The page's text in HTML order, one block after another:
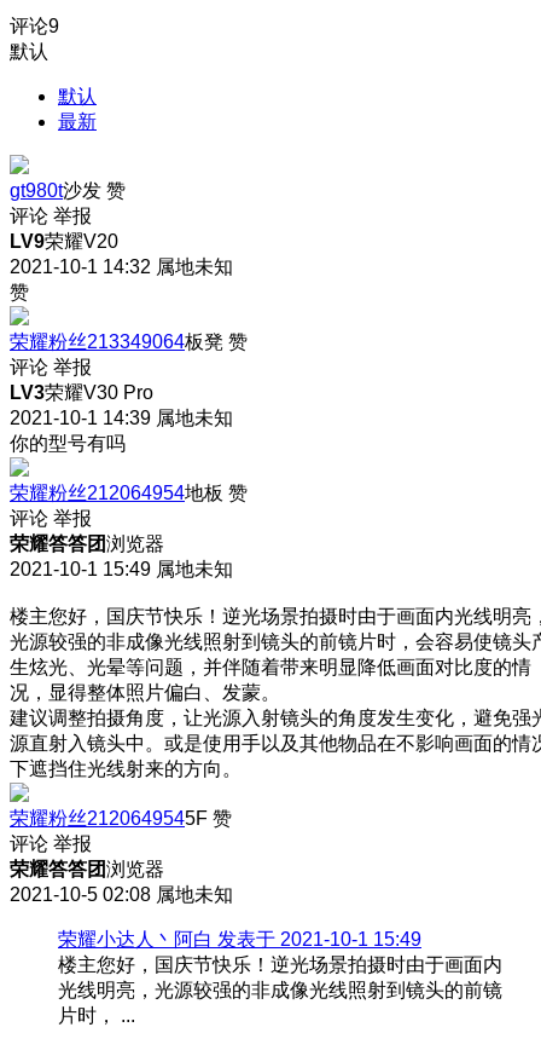
评论9
默认
默认
最新
gt980t沙发 赞
评论 举报
LV9荣耀V20
2021-10-1 14:32 属地未知
赞
荣耀粉丝213349064板凳 赞
评论 举报
LV3荣耀V30 Pro
2021-10-1 14:39 属地未知
你的型号有吗
荣耀粉丝212064954地板 赞
评论 举报
荣耀答答团浏览器
2021-10-1 15:49 属地未知
楼主您好，国庆节快乐！逆光场景拍摄时由于画面内光线明亮
光源较强的非成像光线照射到镜头的前镜片时，会容易使镜头
生炫光、光晕等问题，并伴随着带来明显降低画面对比度的情
况，显得整体照片偏白、发蒙。
建议调整拍摄角度，让光源入射镜头的角度发生变化，避免强
源直射入镜头中。或是使用手以及其他物品在不影响画面的情
下遮挡住光线射来的方向。
荣耀粉丝2120649545F 赞
评论 举报
荣耀答答团浏览器
2021-10-5 02:08 属地未知
荣耀小达人丶阿白 发表于 2021-10-1 15:49
楼主您好，国庆节快乐！逆光场景拍摄时由于画面内
光线明亮，光源较强的非成像光线照射到镜头的前镜
片时， ...